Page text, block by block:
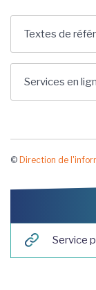
Textes de
Services en
© Direction de
Service